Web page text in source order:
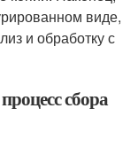
виде,
и обработку с
сбора